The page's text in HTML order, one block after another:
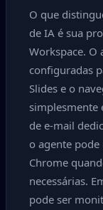
O que
de IA é sua
Workspace. O
configuradas
Slides e o
simplesmente
de e-mail
o agente
Chrome
necessárias.
pode ser